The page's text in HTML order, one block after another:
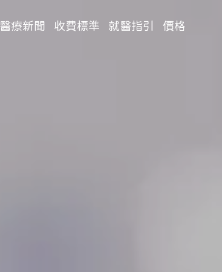
醫療新聞 收費標準 就醫指引 價格